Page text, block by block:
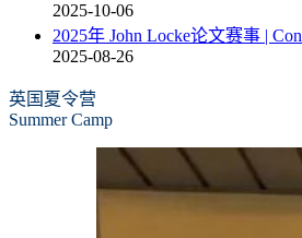
2025-10-06
2025年 John Locke论文赛事 |
2025-08-26
英国夏令营
Summer Camp